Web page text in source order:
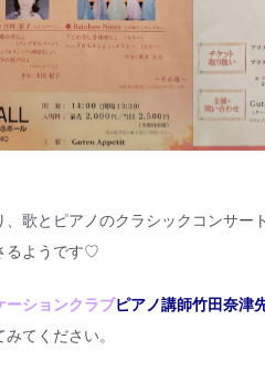
、歌とピアノのクラシックコンサ
るようです♡
ーションクラブピアノ講師竹田奈津
てください。